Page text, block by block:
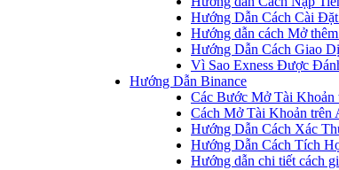
Hướng Dẫn Cách Cài
Hướng dẫn cách Mở
Hướng Dẫn Cách Giao
Vì Sao Exness Được
Hướng Dẫn Binance
Các Bước Mở Tài Khoản
Cách Mở Tài Khoản
Hướng Dẫn Cách Xác
Hướng Dẫn Cách Tích
Hướng dẫn chi tiết cách